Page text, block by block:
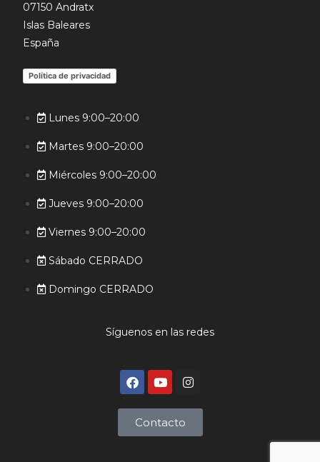
07150 Andratx
Islas Baleares
España
Política de privacidad
Lunes 9:00–20:00
Martes 9:00–20:00
Miércoles 9:00–20:00
Jueves 9:00–20:00
Viernes 9:00–20:00
Sábado CERRADO
Domingo CERRADO
Síguenos en las redes
Contacto